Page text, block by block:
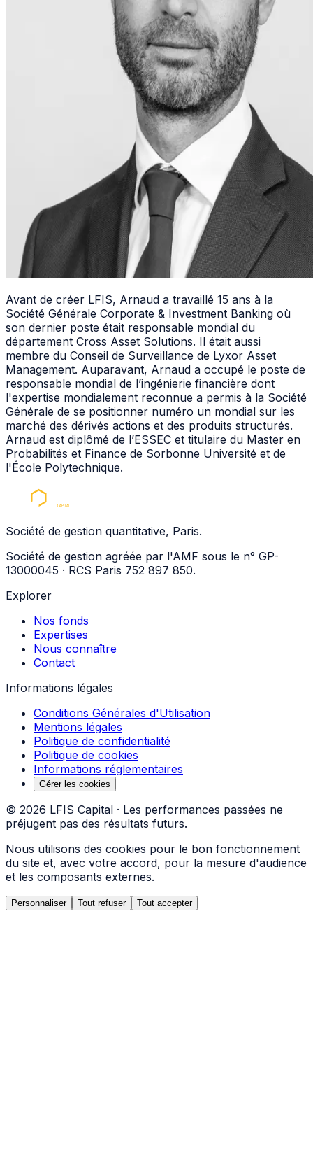
Avant de créer LFIS, Arnaud a travaillé 15 ans à la
Société Générale Corporate & Investment Banking où
son dernier poste était responsable mondial du
département Cross Asset Solutions. Il était aussi
membre du Conseil de Surveillance de Lyxor Asset
Management. Auparavant, Arnaud a occupé le poste de
responsable mondial de l’ingénierie financière dont
l'expertise mondialement reconnue a permis à la Société
Générale de se positionner numéro un mondial sur les
marché des dérivés actions et des produits structurés.
Arnaud est diplômé de l’ESSEC et titulaire du Master en
Probabilités et Finance de Sorbonne Université et de
l'École Polytechnique.
Société de gestion quantitative, Paris.
Société de gestion agréée par l'AMF sous le n° GP-
13000045 · RCS Paris 752 897 850.
Explorer
Nos fonds
Expertises
Nous connaître
Contact
Informations légales
Conditions Générales d'Utilisation
Mentions légales
Politique de confidentialité
Politique de cookies
Informations réglementaires
Gérer les cookies
© 2026 LFIS Capital · Les performances passées ne
préjugent pas des résultats futurs.
Nous utilisons des cookies pour le bon fonctionnement
du site et, avec votre accord, pour la mesure d'audience
et les composants externes.
Personnaliser Tout refuser Tout accepter